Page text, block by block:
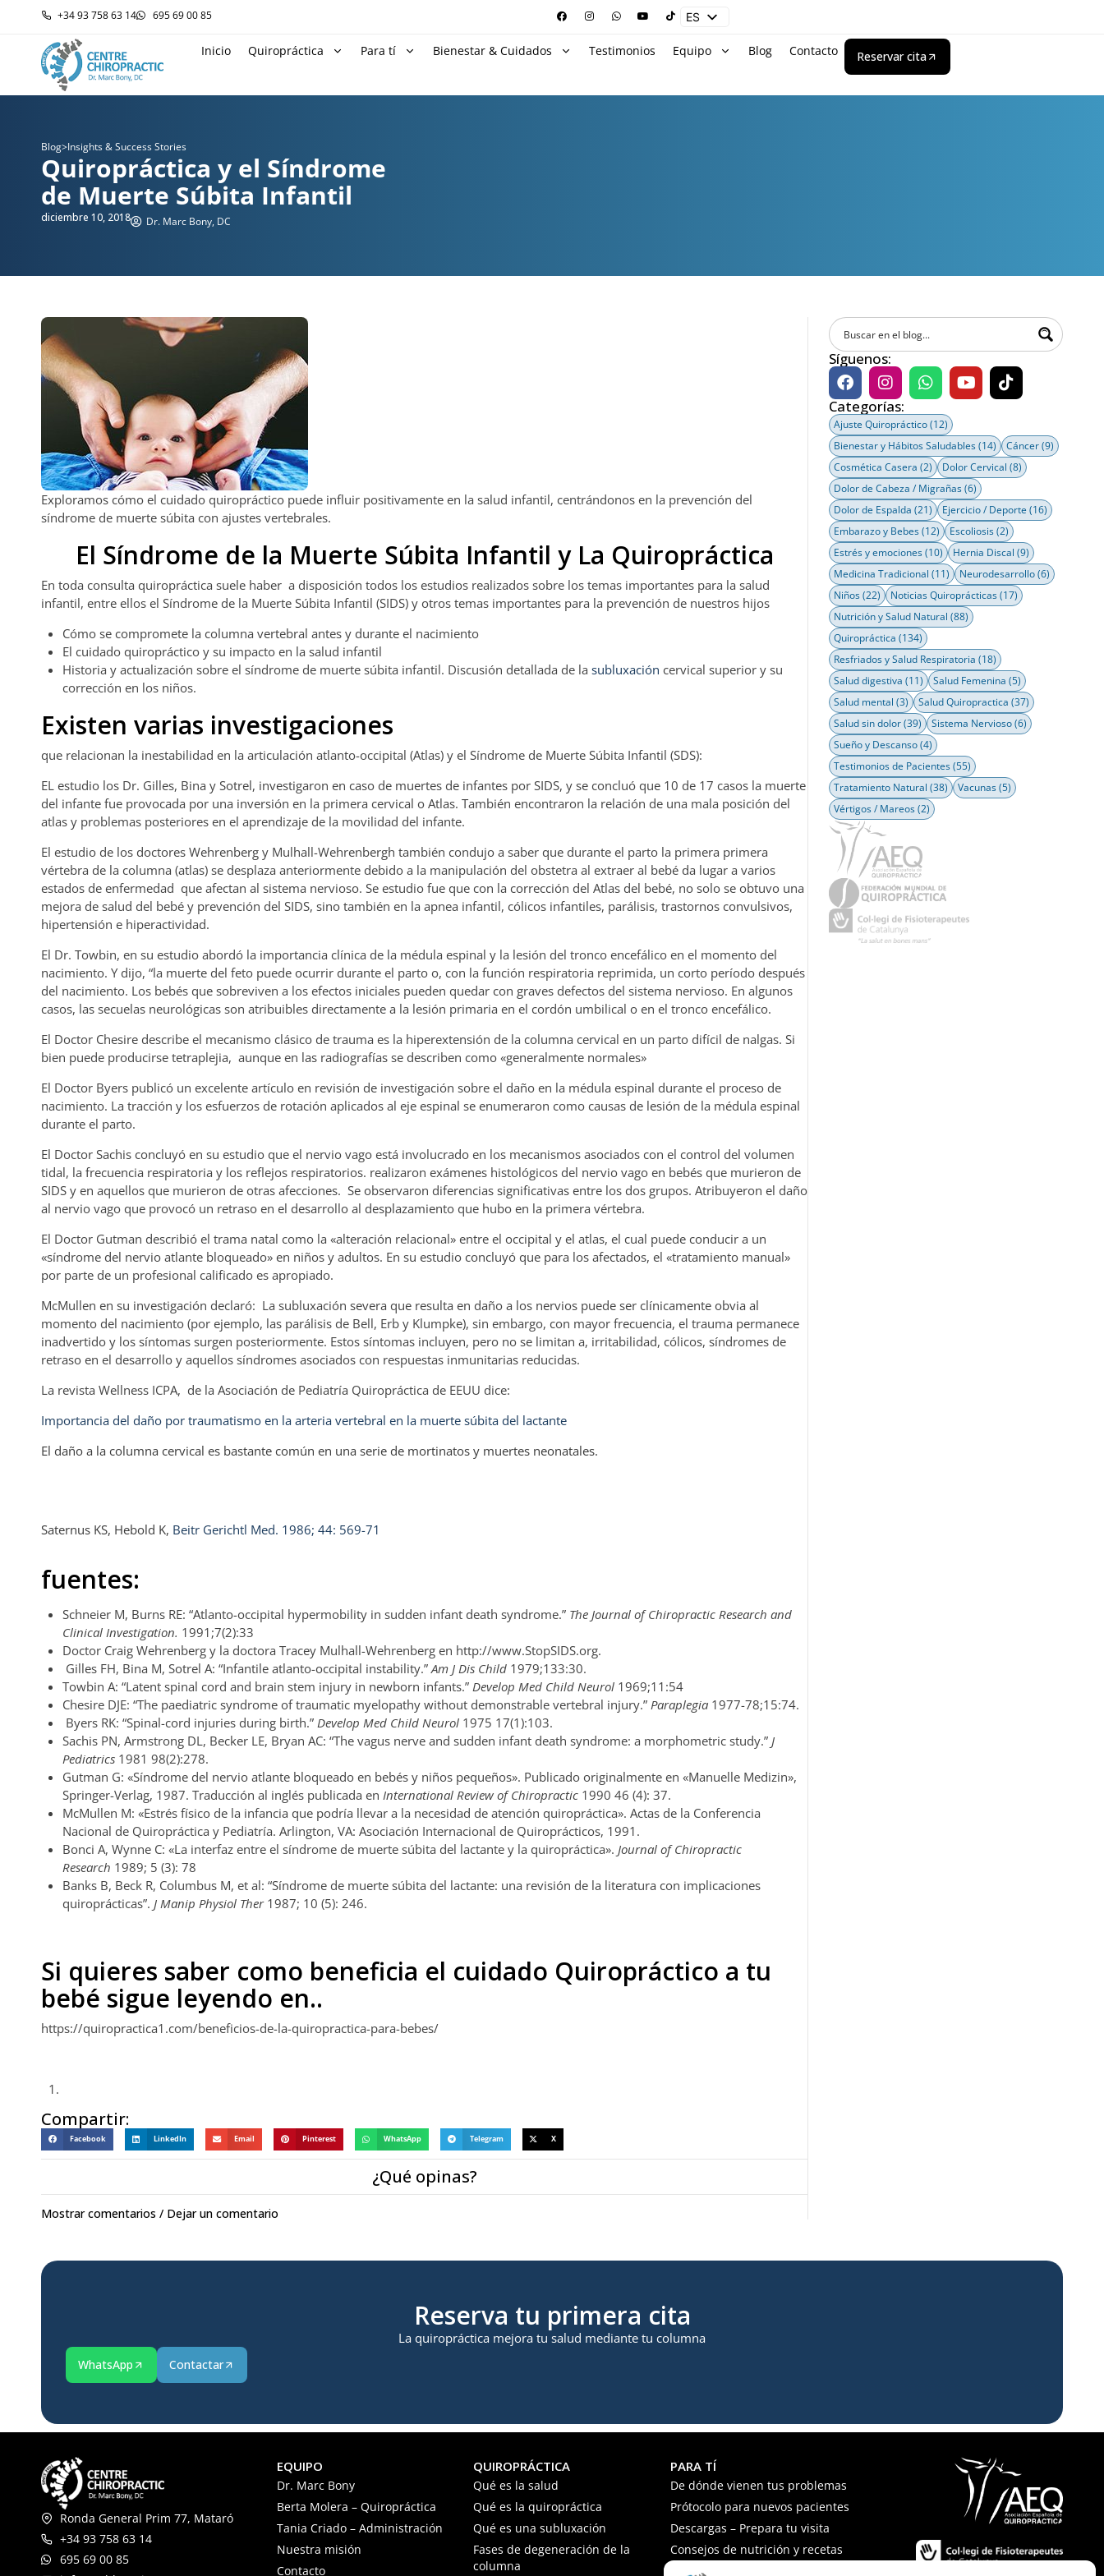
+34 93 758 63 14 695 69 00 85
ES
Inicio Quiropráctica Para tí Bienestar & Cuidados Testimonios Equipo Blog Contacto Reservar cita
Blog>Insights & Success Stories
Quiropráctica y el Síndrome
de Muerte Súbita Infantil
diciembre 10, 2018 Dr. Marc Bony, DC
Exploramos cómo el cuidado quiropráctico puede influir positivamente en la salud infantil, centrándonos en la prevención del
síndrome de muerte súbita con ajustes vertebrales.
El Síndrome de la Muerte Súbita Infantil y La Quiropráctica
En toda consulta quiropráctica suele haber a disposición todos los estudios realizados sobre los temas importantes para la salud
infantil, entre ellos el Síndrome de la Muerte Súbita Infantil (SIDS) y otros temas importantes para la prevención de nuestros hijos
Cómo se compromete la columna vertebral antes y durante el nacimiento
El cuidado quiropráctico y su impacto en la salud infantil
Historia y actualización sobre el síndrome de muerte súbita infantil. Discusión detallada de la subluxación cervical superior y su
corrección en los niños.
Existen varias investigaciones
que relacionan la inestabilidad en la articulación atlanto-occipital (Atlas) y el Síndrome de Muerte Súbita Infantil (SDS):
EL estudio los Dr. Gilles, Bina y Sotrel, investigaron en caso de muertes de infantes por SIDS, y se concluó que 10 de 17 casos la muerte
del infante fue provocada por una inversión en la primera cervical o Atlas. También encontraron la relación de una mala posición del
atlas y problemas posteriores en el aprendizaje de la movilidad del infante.
El estudio de los doctores Wehrenberg y Mulhall-Wehrenbergh también condujo a saber que durante el parto la primera primera
vértebra de la columna (atlas) se desplaza anteriormente debido a la manipulación del obstetra al extraer al bebé da lugar a varios
estados de enfermedad que afectan al sistema nervioso. Se estudio fue que con la corrección del Atlas del bebé, no solo se obtuvo una
mejora de salud del bebé y prevención del SIDS, sino también en la apnea infantil, cólicos infantiles, parálisis, trastornos convulsivos,
hipertensión e hiperactividad.
El Dr. Towbin, en su estudio abordó la importancia clínica de la médula espinal y la lesión del tronco encefálico en el momento del
nacimiento. Y dijo, “la muerte del feto puede ocurrir durante el parto o, con la función respiratoria reprimida, un corto período después
del nacimiento. Los bebés que sobreviven a los efectos iniciales pueden quedar con graves defectos del sistema nervioso. En algunos
casos, las secuelas neurológicas son atribuibles directamente a la lesión primaria en el cordón umbilical o en el tronco encefálico.
El Doctor Chesire describe el mecanismo clásico de trauma es la hiperextensión de la columna cervical en un parto difícil de nalgas. Si
bien puede producirse tetraplejia, aunque en las radiografías se describen como «generalmente normales»
El Doctor Byers publicó un excelente artículo en revisión de investigación sobre el daño en la médula espinal durante el proceso de
nacimiento. La tracción y los esfuerzos de rotación aplicados al eje espinal se enumeraron como causas de lesión de la médula espinal
durante el parto.
El Doctor Sachis concluyó en su estudio que el nervio vago está involucrado en los mecanismos asociados con el control del volumen
tidal, la frecuencia respiratoria y los reflejos respiratorios. realizaron exámenes histológicos del nervio vago en bebés que murieron de
SIDS y en aquellos que murieron de otras afecciones. Se observaron diferencias significativas entre los dos grupos. Atribuyeron el daño
al nervio vago que provocó un retraso en el desarrollo al desplazamiento que hubo en la primera vértebra.
El Doctor Gutman describió el trama natal como la «alteración relacional» entre el occipital y el atlas, el cual puede conducir a un
«síndrome del nervio atlante bloqueado» en niños y adultos. En su estudio concluyó que para los afectados, el «tratamiento manual»
por parte de un profesional calificado es apropiado.
McMullen en su investigación declaró: La subluxación severa que resulta en daño a los nervios puede ser clínicamente obvia al
momento del nacimiento (por ejemplo, las parálisis de Bell, Erb y Klumpke), sin embargo, con mayor frecuencia, el trauma permanece
inadvertido y los síntomas surgen posteriormente. Estos síntomas incluyen, pero no se limitan a, irritabilidad, cólicos, síndromes de
retraso en el desarrollo y aquellos síndromes asociados con respuestas inmunitarias reducidas.
La revista Wellness ICPA, de la Asociación de Pediatría Quiropráctica de EEUU dice:
Importancia del daño por traumatismo en la arteria vertebral en la muerte súbita del lactante
El daño a la columna cervical es bastante común en una serie de mortinatos y muertes neonatales.
Saternus KS, Hebold K, Beitr Gerichtl Med. 1986; 44: 569-71
fuentes:
Schneier M, Burns RE: “Atlanto-occipital hypermobility in sudden infant death syndrome.” The Journal of Chiropractic Research and
Clinical Investigation. 1991;7(2):33
Doctor Craig Wehrenberg y la doctora Tracey Mulhall-Wehrenberg en http://www.StopSIDS.org.
Gilles FH, Bina M, Sotrel A: “Infantile atlanto-occipital instability.” Am J Dis Child1979;133:30.
Towbin A: “Latent spinal cord and brain stem injury in newborn infants.” Develop Med Child Neurol1969;11:54
Chesire DJE: “The paediatric syndrome of traumatic myelopathy without demonstrable vertebral injury.” Paraplegia1977-78;15:74.
Byers RK: “Spinal-cord injuries during birth.” Develop Med Child Neurol1975 17(1):103.
Sachis PN, Armstrong DL, Becker LE, Bryan AC: “The vagus nerve and sudden infant death syndrome: a morphometric study.” J
Pediatrics1981 98(2):278.
Gutman G: «Síndrome del nervio atlante bloqueado en bebés y niños pequeños». Publicado originalmente en «Manuelle Medizin»,
Springer-Verlag, 1987. Traducción al inglés publicada en International Review of Chiropractic1990 46 (4): 37.
McMullen M: «Estrés físico de la infancia que podría llevar a la necesidad de atención quiropráctica». Actas de la Conferencia
Nacional de Quiropráctica y Pediatría. Arlington, VA: Asociación Internacional de Quiroprácticos, 1991.
Bonci A, Wynne C: «La interfaz entre el síndrome de muerte súbita del lactante y la quiropráctica». Journal of Chiropractic
Research 1989; 5 (3): 78
Banks B, Beck R, Columbus M, et al: “Síndrome de muerte súbita del lactante: una revisión de la literatura con implicaciones
quiroprácticas”. J Manip Physiol Ther1987; 10 (5): 246.
Si quieres saber como beneficia el cuidado Quiropráctico a tu
bebé sigue leyendo en..
https://quiropractica1.com/beneficios-de-la-quiropractica-para-bebes/
Compartir:
Facebook LinkedIn Email Pinterest WhatsApp Telegram X
¿Qué opinas?
Mostrar comentarios / Dejar un comentario
Síguenos:
Categorías:
Ajuste Quiropráctico(12)
Bienestar y Hábitos Saludables(14) Cáncer(9)
Cosmética Casera (2) Dolor Cervical (8)
Dolor de Cabeza / Migrañas(6)
Dolor de Espalda (21) Ejercicio / Deporte (16)
Embarazo y Bebes(12) Escoliosis(2)
Estrés y emociones(10) Hernia Discal (9)
Medicina Tradicional (11) Neurodesarrollo(6)
Niños(22) Noticias Quiroprácticas(17)
Nutrición y Salud Natural (88)
Quiropráctica (134)
Resfriados y Salud Respiratoria (18)
Salud digestiva (11) Salud Femenina (5)
Salud mental (3) Salud Quiropractica (37)
Salud sin dolor(39) Sistema Nervioso(6)
Sueño y Descanso(4)
Testimonios de Pacientes(55)
Tratamiento Natural (38) Vacunas(5)
Vértigos / Mareos(2)
Reserva tu primera cita
La quiropráctica mejora tu salud mediante tu columna
WhatsApp Contactar
Ronda General Prim 77, Mataró
+34 93 758 63 14
695 69 00 85
EQUIPO
Dr. Marc Bony
Berta Molera – Quiropráctica
Tania Criado – Administración
Nuestra misión
Contacto
QUIROPRÁCTICA
Qué es la salud
Qué es la quiropráctica
Qué es una subluxación
Fases de degeneración de la
columna
PARA TÍ
De dónde vienen tus problemas
Prótocolo para nuevos pacientes
Descargas – Prepara tu visita
Consejos de nutrición y recetas
Preguntas frecuentes